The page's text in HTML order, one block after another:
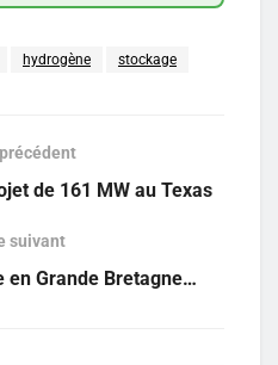
hydrogène stockage
de 161 MW au Texas
suivant
en Grande Bretagne…